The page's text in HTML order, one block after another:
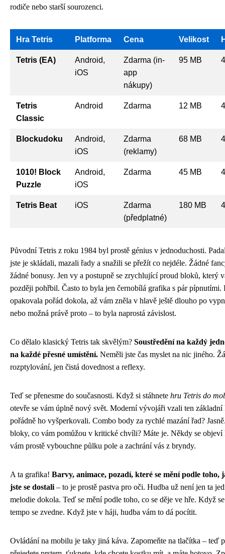
rodiče nebo starší sourozenci.
Hra Tetris Platforma Cena Velikost
Tetris (EA)
Android,
iOS
Zdarma (in-
app
nákupy)
95 MB
Tetris
Classic
Android Zdarma 12 MB
Blockudoku
Android,
iOS
Zdarma
(reklamy)
68 MB
1010! Block
Puzzle
Android,
iOS
Zdarma 45 MB
Tetris Beat iOS
Zdarma
(předplatné)
180 MB
Původní Tetris z roku 1984 byl prostě génius v jednoduchosti.
jste je skládali, mazali řady a snažili se přežít co nejdéle. Žádné
žádné bonusy. Jen vy a postupně se zrychlující proud bloků, který
později pohřbil. Často to byla jen černobílá grafika s pár pípnutími.
opakovala pořád dokola, až vám zněla v hlavě ještě dlouho po
nebo možná právě proto – to byla naprostá závislost.
Co dělalo klasický Tetris tak skvělým? Soustředění na každý
na každé přesné umístění. Neměli jste čas myslet na nic jiného.
rozptylování, jen čistá dovednost a reflexy.
Teď se přenesme do současnosti. Když si stáhnete hru Tetris do
otevře se vám úplně nový svět. Moderní vývojáři vzali ten základní
pořádně ho vyšperkovali. Combo body za rychlé mazání řad?
bloky, co vám pomůžou v kritické chvíli? Máte je. Někdy se objeví
vám prostě vybouchne půlku pole a zachrání vás z bryndy.
A ta grafika! Barvy, animace, pozadí, které se mění podle toho,
jste se dostali– to je prostě pastva pro oči. Hudba už není jen ta
melodie dokola. Teď se mění podle toho, co se děje ve hře. Když
tempo se zvedne. Když jste v háji, hudba vám to dá pocítit.
Ovládání na mobilu je taky jiná káva. Zapomeňte na tlačítka – teď